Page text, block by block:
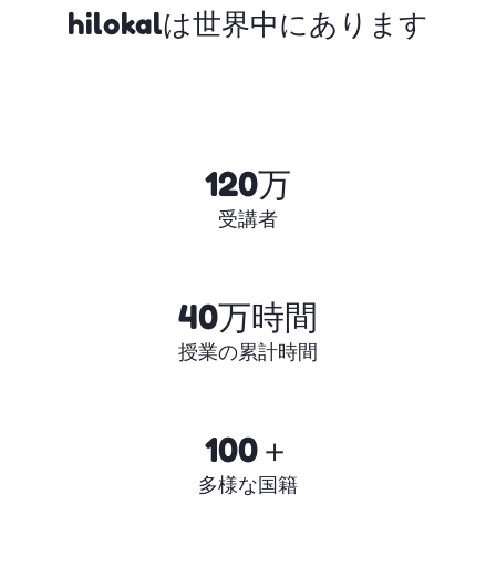
さらに多くのテーブルを探
hilokalは世界中にあります
120万
受講者
40万時間
授業の累計時間
100＋
多様な国籍